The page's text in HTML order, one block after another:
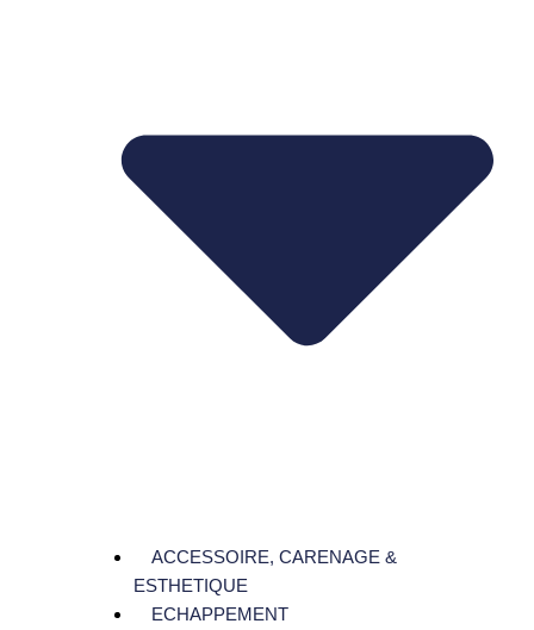
ACCESSOIRE, CARENAGE &
ESTHETIQUE
ECHAPPEMENT